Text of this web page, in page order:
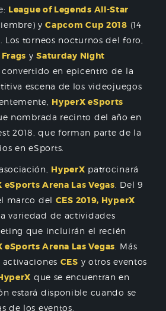
League of Legends All-Star
yCapcom Cup 2018 (14
Los torneos nocturnos del foro,
ySaturday Night
convertido en epicentro de la
escena de los videojuegos
HyperX eSports
nombrada recinto del año en
2018, que forman parte de la
en eSports.
HyperX patrocinará
eSports Arena Las Vegas . Del 9
marco del CES 2019, HyperX
variedad de actividades
que incluirán el recién
eSports Arena Las Vegas . Más
CES y otros eventos
que se encuentran en
estará disponible cuando se
de los eventos.